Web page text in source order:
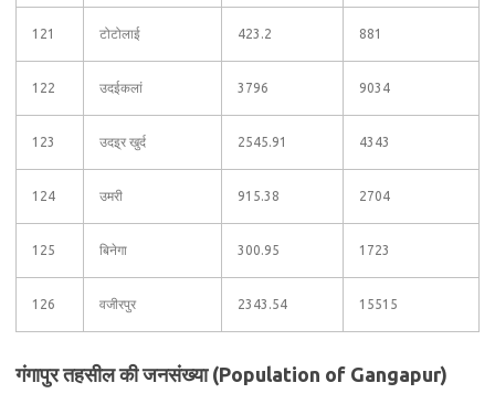
121 टोटोलाई 423.2 881
122 उदईकलां 3796 9034
123 उदइ्र खुर्द 2545.91 4343
124 उमरी 915.38 2704
125 बिनेगा 300.95 1723
126 वजीरपुर 2343.54 15515
गंगापुर तहसील की जनसंख्या (Population of Gangapur)